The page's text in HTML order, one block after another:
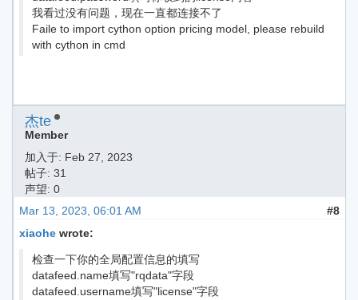
我看过没有问题，现在一直都连接不了
Faile to import cython option pricing model, please rebuild
with cython in cmd
杰te
Member
加入于: Feb 27, 2023
帖子: 31
声望: 0
Mar 13, 2023, 06:01 AM
#8
xiaohe wrote:
检查一下你的全局配置信息的填写
datafeed.name填写"rqdata"字段
datafeed.username填写"license"字段